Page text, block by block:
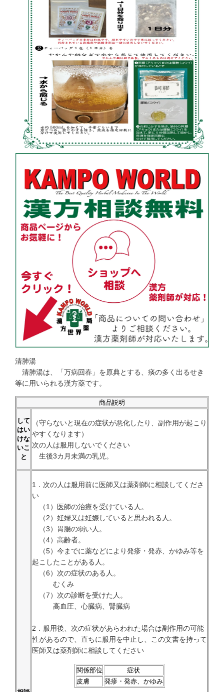
清肺湯
清肺湯は、「万病回春」を原典とする、痰の多く出るせき
等に用いられる漢方薬です。
商品説明
して
はい
けな
いこ
と
（守らないと現在の症状が悪化したり、副作用が起こり
やすくなります）
次の人は服用しないでください
生後3カ月未満の乳児。
1．次の人は服用前に医師又は薬剤師に相談してくださ
い
（1）医師の治療を受けている人。
（2）妊婦又は妊娠していると思われる人。
（3）胃腸の弱い人。
（4）高齢者。
（5）今までに薬などにより発疹・発赤、かゆみ等を
起こしたことがある人。
（6）次の症状のある人。
むくみ
（7）次の診断を受けた人。
高血圧、心臓病、腎臓病
2．服用後、次の症状があらわれた場合は副作用の可能
性があるので、直ちに服用を中止し、この文書を持って
医師又は薬剤師に相談してください
関係部位
症状
皮膚
発疹・発赤、かゆみ